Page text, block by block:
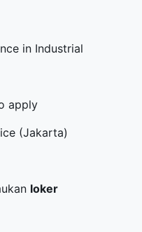
in Industrial
apply
(Jakarta)
loker